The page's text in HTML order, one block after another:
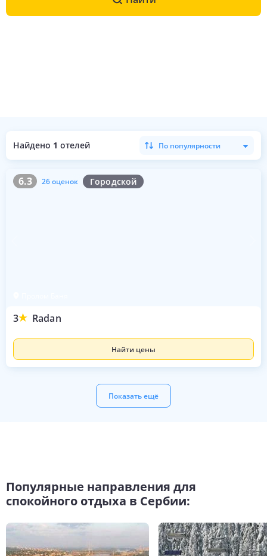
Найдено 1 отелей По популярности
6.3 26 оценок Городской
3 Radan
6.3 26 оценок
Найти цены
Показать ещё
Популярные направления для
спокойного отдыха в Сербии: